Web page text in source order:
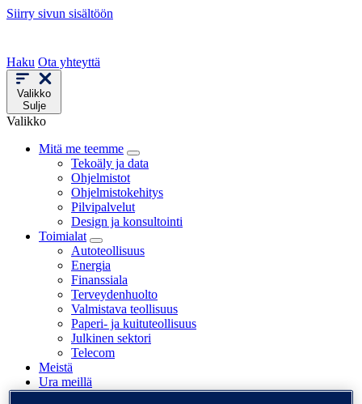
Siirry sivun sisältöön
Haku Ota yhteyttä
Valikko
Sulje
Valikko
Mitä me teemme
Tekoäly ja data
Ohjelmistot
Ohjelmistokehitys
Pilvipalvelut
Design ja konsultointi
Toimialat
Autoteollisuus
Energia
Finanssiala
Terveydenhuolto
Valmistava teollisuus
Paperi- ja kuituteollisuus
Julkinen sektori
Telecom
Meistä
Ura meillä
Sijoittajille